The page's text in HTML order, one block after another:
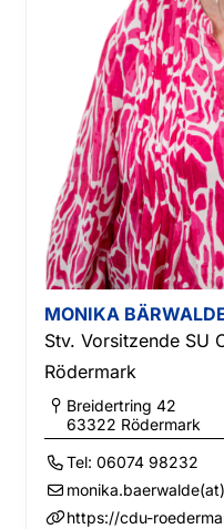
MONIKA
Stv. Vorsitzende SU
Rödermark
Breidertring 42
63322 Rödermark
Tel: 06074 98232
https://cdu-